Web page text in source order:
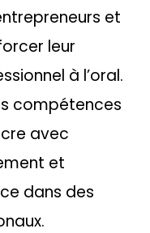
et
leur
à l’oral.
compétences
avec
et
dans des